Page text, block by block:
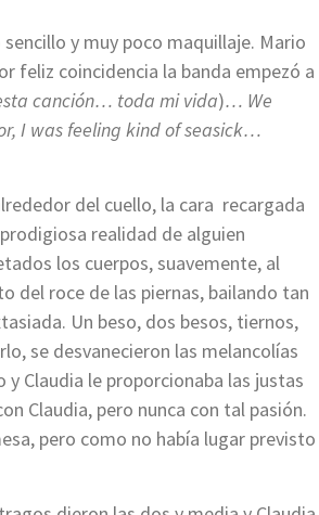
y muy poco maquillaje. Mario
feliz coincidencia la banda empezó a
canción… toda mi vida)… We
I was feeling kind of seasick…
del cuello, la cara recargada
realidad de alguien
los cuerpos, suavemente, al
del roce de las piernas, bailando tan
Un beso, dos besos, tiernos,
se desvanecieron las melancolías
Claudia le proporcionaba las justas
Claudia, pero nunca con tal pasión.
pero como no había lugar previsto